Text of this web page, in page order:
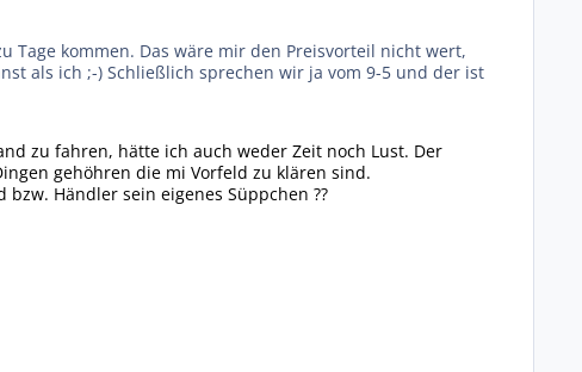
Tage kommen. Das wäre mir den Preisvorteil nicht wert,
als ich ;-) Schließlich sprechen wir ja vom 9-5 und der ist
zu fahren, hätte ich auch weder Zeit noch Lust. Der
gehöhren die mi Vorfeld zu klären sind.
Händler sein eigenes Süppchen ??